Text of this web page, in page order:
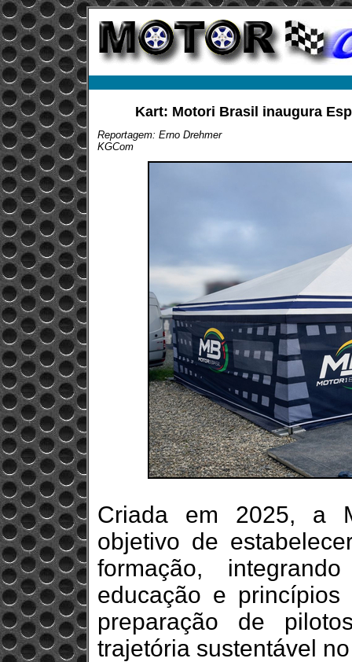
Kart: Motori Brasil inaugura
Reportagem: Erno Drehmer
KGCom
Criada em 2025, a
objetivo de
formação,
educação e
preparação de
trajetória sustentável